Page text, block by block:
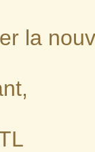
la